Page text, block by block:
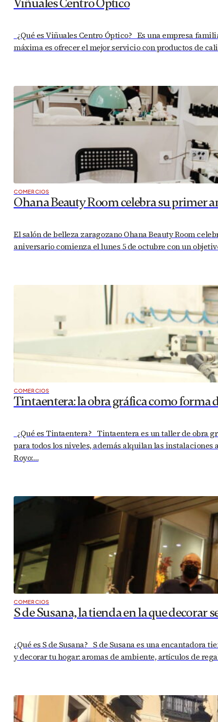
Viñuales Centro Óptico
¿Qué es Viñuales Centro Óptico? Es una empresa
máxima es ofrecer el mejor servicio con productos de
COMERCIOS
Ohana Beauty Room celebra su primer
El salón de belleza zaragozano Ohana Beauty Room
aniversario comienza el lunes 5 de octubre con un
COMERCIOS
Tintaentera: la obra gráfica como forma
¿Qué es Tintaentera? Tintaentera es un taller de obra
para todos los niveles, además alquilan las
Royo:…
COMERCIOS
S de Susana, la tienda en la que decorar
¿Qué es S de Susana? S de Susana es una encantadora
y decorar tu hogar: aromas de ambiente, artículos de